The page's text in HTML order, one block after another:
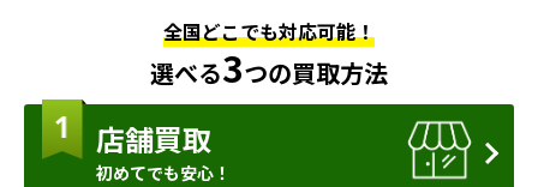
全国どこでも対応可能！
選べる3つの買取方法
店舗買取
初めてでも安心！